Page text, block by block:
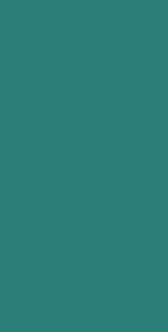
Corsi
Media Voti:
Cosa mettere
Elenca il tuo
significativa
formazione
superiore a 3.5
rilevanti,